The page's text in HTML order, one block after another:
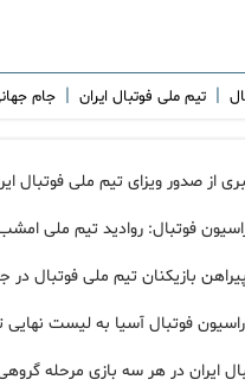
| تیم ملی فوتبال ایران | جام
صدور ویزای تیم ملی فوتبال ایران
فوتبال: روادید تیم ملی
بازیکنان تیم ملی فوتبال در جام
فوتبال آسیا به لیست نهایی
در هر سه بازی مرحله گروهی جام جهانی